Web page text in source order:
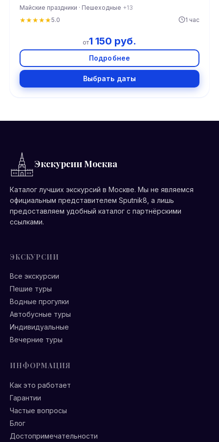
Майские праздники · Пешеходные +13
★★★★★5.0 1 час
от1 150 руб.
Подробнее
Выбрать даты
Экскурсии Москва
Каталог лучших экскурсий в Москве. Мы не являемся
официальным представителем Sputnik8, а лишь
предоставляем удобный каталог с партнёрскими
ссылками.
ЭКСКУРСИИ
Все экскурсии
Пешие туры
Водные прогулки
Автобусные туры
Индивидуальные
Вечерние туры
ИНФОРМАЦИЯ
Как это работает
Гарантии
Частые вопросы
Блог
Достопримечательности